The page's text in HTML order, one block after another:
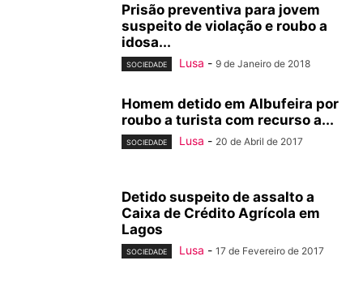
Prisão preventiva para jovem
suspeito de violação e roubo a
idosa...
SOCIEDADE Lusa - 9 de Janeiro de 2018
Homem detido em Albufeira por
roubo a turista com recurso a...
SOCIEDADE Lusa - 20 de Abril de 2017
Detido suspeito de assalto a
Caixa de Crédito Agrícola em
Lagos
SOCIEDADE Lusa - 17 de Fevereiro de 2017